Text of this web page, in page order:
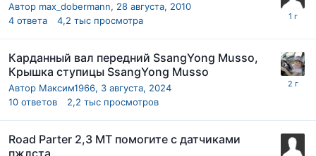
Автор max_dobermann, 28 августа, 2010
4 ответа 4,2 тыс просмотра
Карданный вал передний SsangYong Musso,
Крышка ступицы SsangYong Musso
Автор Максим1966, 3 августа, 2024
10 ответов 2,2 тыс просмотров
Road Parter 2,3 MT помогите с датчиками
пжлста